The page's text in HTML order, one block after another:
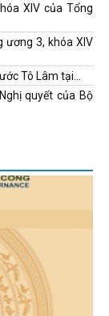
XIV của Tổng
ương 3, khóa XIV
Tô Lâm tại...
quyết của Bộ